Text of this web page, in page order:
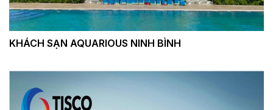
KHÁCH SẠN AQUARIOUS NINH BÌNH